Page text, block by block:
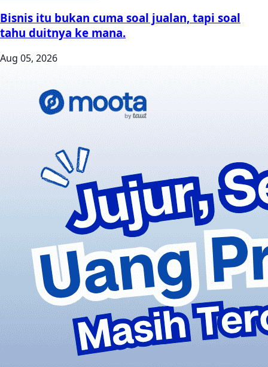
Bisnis itu bukan cuma soal jualan, tapi soal
tahu duitnya ke mana.
Aug 05, 2026